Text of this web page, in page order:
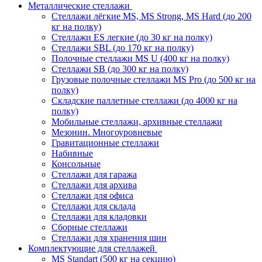
Металлические стеллажи
Стеллажи лёгкие MS, MS Strong, MS Hard (до 200
кг на полку)
Стеллажи ES легкие (до 30 кг на полку)
Стеллажи SBL (до 170 кг на полку)
Полочные стеллажи MS U (400 кг на полку)
Стеллажи SB (до 300 кг на полку)
Грузовые полочные стеллажи MS Pro (до 500 кг на
полку)
Складские паллетные стеллажи (до 4000 кг на
полку)
Мобильные стеллажи, архивные стеллажи
Мезонин. Многоуровневые
Гравитационные стеллажи
Набивные
Консольные
Стеллажи для гаража
Стеллажи для архива
Стеллажи для офиса
Стеллажи для склада
Стеллажи для кладовки
Сборные стеллажи
Стеллажи для хранения шин
Комплектующие для стеллажей
MS Standart (500 кг на секцию)